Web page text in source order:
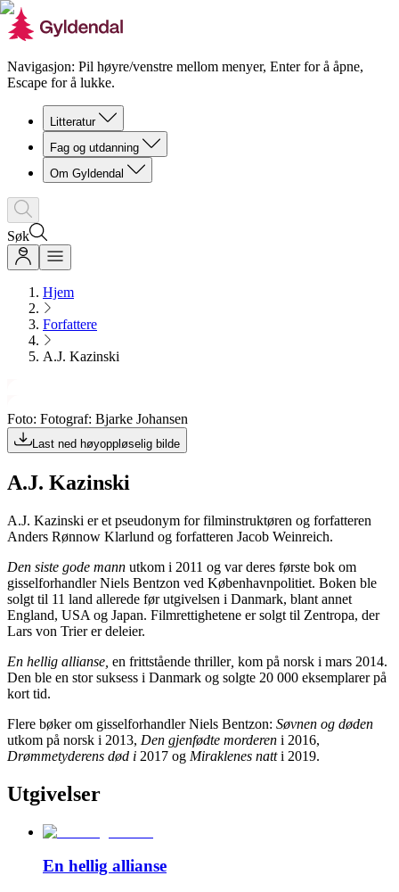
Navigasjon: Pil høyre/venstre mellom menyer, Enter for å åpne,
Escape for å lukke.
Litteratur
Fag og utdanning
Om Gyldendal
Søk
Hjem
Forfattere
A.J. Kazinski
Foto: Fotograf: Bjarke Johansen
Last ned høyoppløselig bilde
A.J. Kazinski
A.J. Kazinski er et pseudonym for filminstruktøren og forfatteren
Anders Rønnow Klarlund og forfatteren Jacob Weinreich.
Den siste gode mann utkom i 2011 og var deres første bok om
gisselforhandler Niels Bentzon ved Københavnpolitiet. Boken ble
solgt til 11 land allerede før utgivelsen i Danmark, blant annet
England, USA og Japan. Filmrettighetene er solgt til Zentropa, der
Lars von Trier er deleier.
En hellig allianse, en frittstående thriller, kom på norsk i mars 2014.
Den ble en stor suksess i Danmark og solgte 20 000 eksemplarer på
kort tid.
Flere bøker om gisselforhandler Niels Bentzon: Søvnen og døden
utkom på norsk i 2013, Den gjenfødte morderen i 2016,
Drømmetyderens død i 2017 og Miraklenes natti 2019.
Utgivelser
En hellig allianse